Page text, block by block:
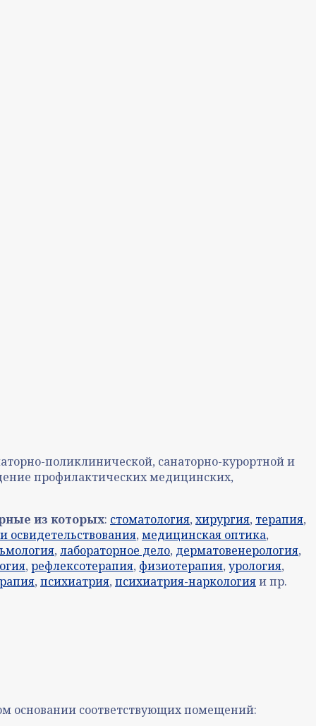
поликлинической, санаторно-курортной и
профилактических медицинских,
из которых: стоматология, хирургия, терапия,
, медицинская оптика,
, лабораторное дело, дерматовенерология,
, рефлексотерапия, физиотерапия, урология,
, психиатрия, психиатрия-наркологияи пр.
основании соответствующих помещений: